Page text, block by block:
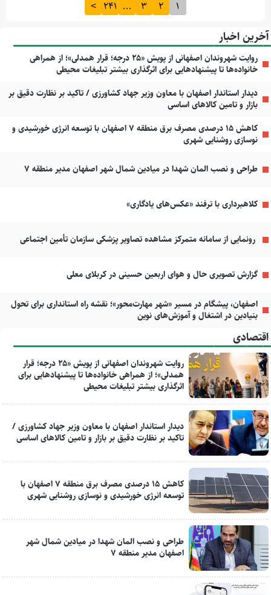
1
2
3
…
241
>
آخرین اخبار
روایت شهروندان اصفهانی از پویش «۲۵ درجه؛ قرار همدلی»؛ از همراهی
خانواده‌ها تا پیشنهادهایی برای اثرگذاری بیشتر تبلیغات محیطی
دیدار استاندار اصفهان با معاون وزیر جهاد کشاورزی / تاکید بر نظارت دقیق بر
بازار و تامین کالاهای اساسی
کاهش ۱۵ درصدی مصرف برق منطقه ۷ اصفهان با توسعه انرژی خورشیدی و
نوسازی روشنایی شهری
طراحی و نصب المان شهدا در میادین شمال شهر اصفهان مدیر منطقه ۷
کلاهبرداری با ترفند «عکس‌های یادگاری»
رونمایی از سامانه متمرکز مشاهده تصاویر پزشکی سازمان تأمین اجتماعی
گزارش تصویری حال و هوای اربعین حسینی در کربلای معلی
اصفهان، پیشگام در مسیر «شهر مهارت‌محور»؛ نقشه راه استانداری برای تحول
بنیادین در اشتغال و آموزش‌های نوین
اقتصادی
روایت شهروندان اصفهانی از پویش «۲۵ درجه؛ قرار
همدلی»؛ از همراهی خانواده‌ها تا پیشنهادهایی برای
اثرگذاری بیشتر تبلیغات محیطی
دیدار استاندار اصفهان با معاون وزیر جهاد کشاورزی /
تاکید بر نظارت دقیق بر بازار و تامین کالاهای اساسی
کاهش ۱۵ درصدی مصرف برق منطقه ۷ اصفهان با
توسعه انرژی خورشیدی و نوسازی روشنایی شهری
طراحی و نصب المان شهدا در میادین شمال شهر
اصفهان مدیر منطقه ۷